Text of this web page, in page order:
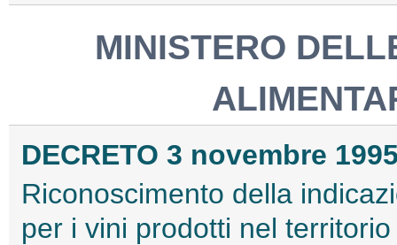
MINISTERO
DECRETO 3 novembre
Riconoscimento della
per i vini prodotti nel